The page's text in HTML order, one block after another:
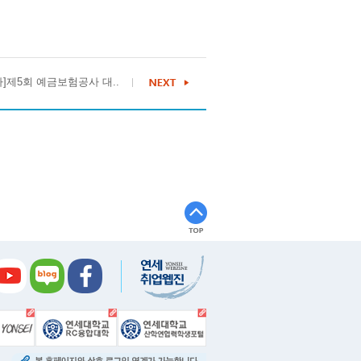
제5회 예금보험공사 대..